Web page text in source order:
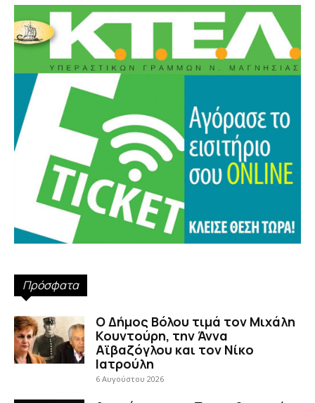
Πρόσφατα
Ο Δήμος Βόλου τιμά τον Μιχάλη
Κουντούρη, την Άννα
Αϊβαζόγλου και τον Νίκο
Ιατρούλη
6 Αυγούστου 2026